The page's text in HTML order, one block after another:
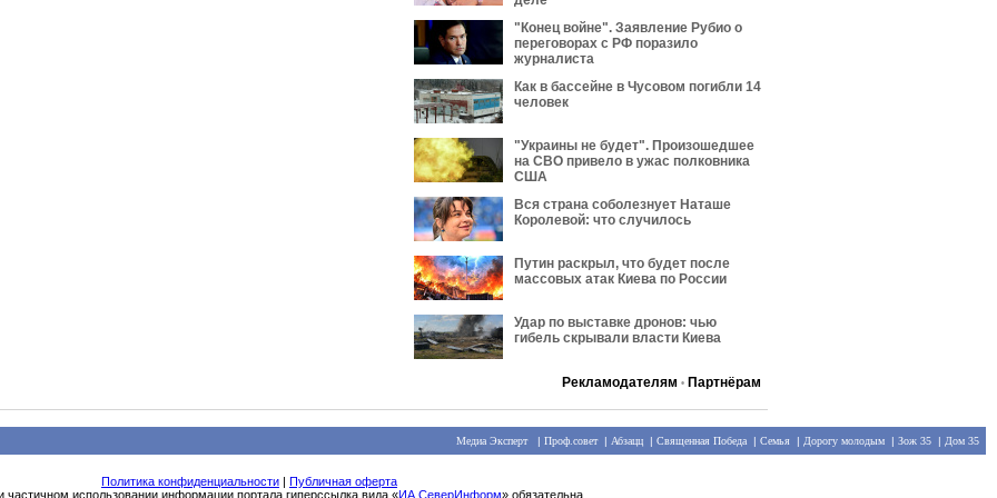
"Конец войне". Заявление Рубио о
переговорах с РФ поразило
журналиста
Как в бассейне в Чусовом погибли 14
человек
"Украины не будет". Произошедшее
на СВО привело в ужас полковника
США
Вся страна соболезнует Наташе
Королевой: что случилось
Путин раскрыл, что будет после
массовых атак Киева по России
Удар по выставке дронов: чью
гибель скрывали власти Киева
Рекламодателям • Партнёрам
Медиа Эксперт| Проф.совет| Абзацц | Священная Победа | Семья | Дорогу молодым | Зож 35 | Дом 35
Политика конфиденциальности | Публичная оферта
частичном использовании информации портала гиперссылка вида «ИА СеверИнформ» обязательна.